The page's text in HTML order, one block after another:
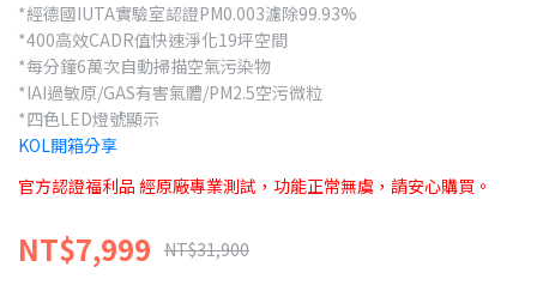
*經德國IUTA實驗室認證PM0.003濾除99.93%
*400高效CADR值快速淨化19坪空間
*每分鐘6萬次自動掃描空氣污染物
*IAI過敏原/GAS有害氣體/PM2.5空污微粒
*四色LED燈號顯示
KOL開箱分享
官方認證福利品 經原廠專業測試，功能正常無虞，請安心購買。
NT$7,999 NT$31,900